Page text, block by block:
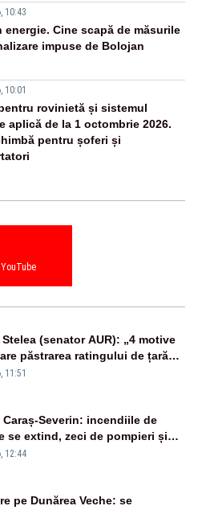
10:43
energie. Cine scapă de măsurile
impuse de Bolojan
10:01
rovinietă și sistemul
aplică de la 1 octombrie 2026.
pentru șoferi și
YouTube
(senator AUR): „4 motive
păstrarea ratingului de țară
reușită pentru Guvernul
11:51
Severin: incendiile de
se extind, zeci de pompieri și
se luptă cu flăcările - VIDEO
12:44
pe Dunărea Veche: se